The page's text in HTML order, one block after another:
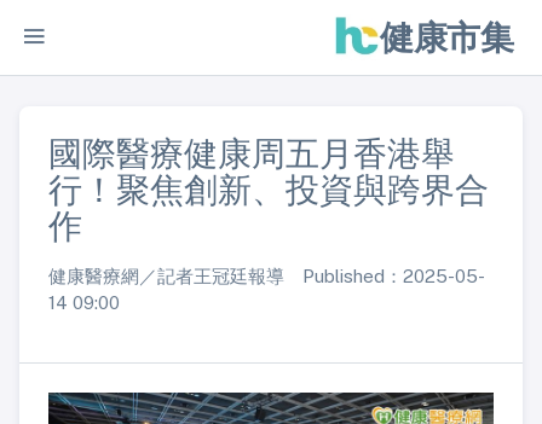
健康市集
國際醫療健康周五月香港舉
行！聚焦創新、投資與跨界合
作
健康醫療網／記者王冠廷報導 Published：2025-05-
14 09:00